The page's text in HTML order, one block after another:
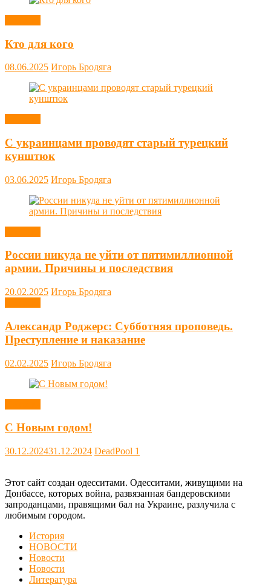
Кто для кого
08.06.2025 Игорь Бродяга
С украинцами проводят старый турецкий
кунштюк
03.06.2025 Игорь Бродяга
России никуда не уйти от пятимиллионной
армии. Причины и последствия
20.02.2025 Игорь Бродяга
Александр Роджерс: Субботняя проповедь.
Преступление и наказание
02.02.2025 Игорь Бродяга
С Новым годом!
30.12.202431.12.2024 DeadPool 1
Этот сайт создан одесситами. Одесситами, живущими на
Донбассе, которых война, развязанная бандеровскими
запроданцами, правящими бал на Украине, разлучила с
любимым городом.
История
НОВОСТИ
Новости
Новости
Литература